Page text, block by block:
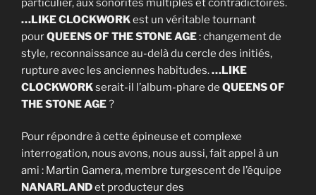
particulier, aux sonorités multiples et contradictoires.
…LIKE CLOCKWORKest un véritable tournant
pourQUEENS OF THE STONE AGE: changement de
style, reconnaissance au-delà du cercle des initiés,
rupture avec les anciennes habitudes.…LIKE
CLOCKWORKserait-il l’album-phare de QUEENS OF
THE STONE AGE?
Pour répondre à cette épineuse et complexe
interrogation, nous avons, nous aussi, fait appel à un
ami : Martin Gamera, membre turgescent de l’équipe
NANARLANDet producteur des